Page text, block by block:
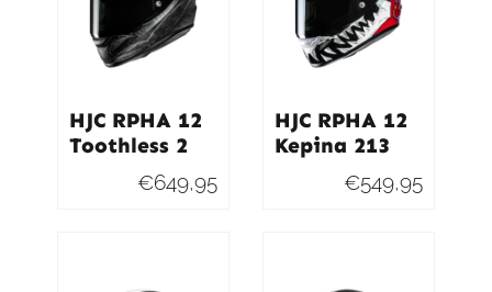
HJC RPHA 12
Toothless 2
€649,95
HJC RPHA 12
Kepina 213
€549,95